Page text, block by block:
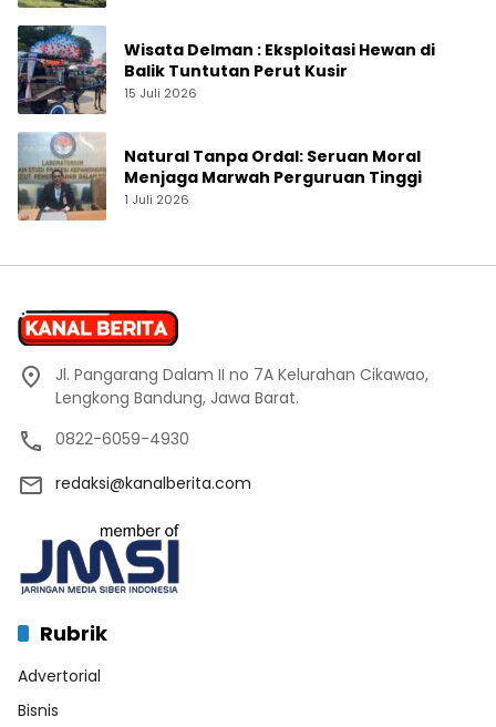
Wisata Delman : Eksploitasi Hewan di
Balik Tuntutan Perut Kusir
15 Juli 2026
Natural Tanpa Ordal: Seruan Moral
Menjaga Marwah Perguruan Tinggi
1 Juli 2026
Jl. Pangarang Dalam II no 7A Kelurahan Cikawao,
Lengkong Bandung, Jawa Barat.
0822-6059-4930
redaksi@kanalberita.com
Rubrik
Advertorial
Bisnis